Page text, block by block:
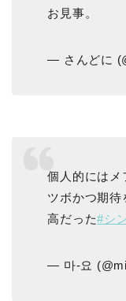
お見事。
— さんどに
個人的にはメ
ツボかつ期待
高だった#シ
— 마-요